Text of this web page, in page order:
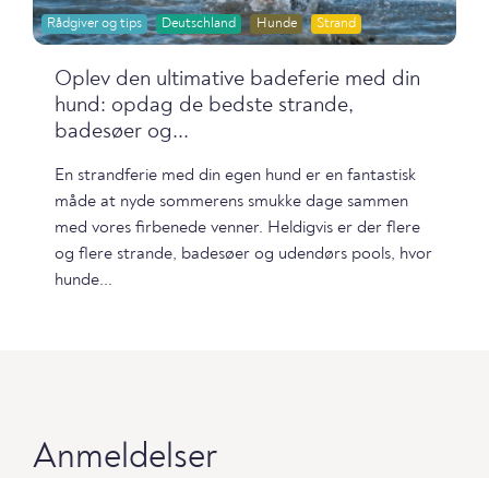
Rådgiver og tips Deutschland Hunde Strand
Oplev den ultimative badeferie med din
hund: opdag de bedste strande,
badesøer og...
En strandferie med din egen hund er en fantastisk
måde at nyde sommerens smukke dage sammen
med vores firbenede venner. Heldigvis er der flere
og flere strande, badesøer og udendørs pools, hvor
hunde...
Anmeldelser